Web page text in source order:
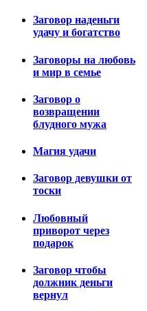
Заговор наденьги
удачу и богатство
Заговоры на любовь
и мир в семье
Заговор о
возвращении
блудного мужа
Магия удачи
Заговор девушки от
тоски
Любовный
приворот через
подарок
Заговор чтобы
должник деньги
вернул